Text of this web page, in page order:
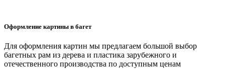
Оформление картины в багет
Для оформления картин мы предлагаем большой выбор
багетных рам из дерева и пластика зарубежного и
отечественного производства по доступным ценам